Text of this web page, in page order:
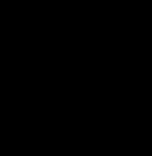
correo electrónico
real de